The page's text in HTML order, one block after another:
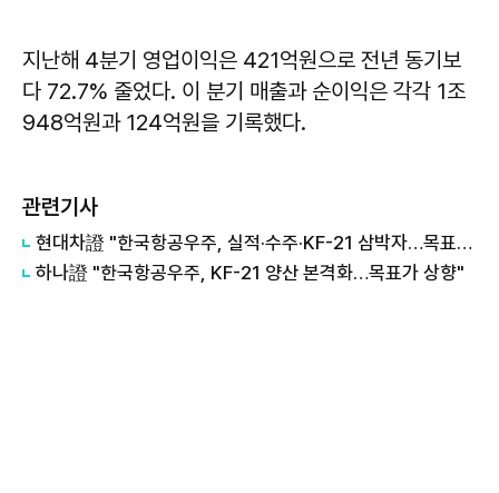
지난해 4분기 영업이익은 421억원으로 전년 동기보
다 72.7% 줄었다. 이 분기 매출과 순이익은 각각 1조
948억원과 124억원을 기록했다.
관련기사
현대차證 "한국항공우주, 실적·수주·KF-21 삼박자…목표가 20만2000원"
하나證 "한국항공우주, KF-21 양산 본격화…목표가 상향"